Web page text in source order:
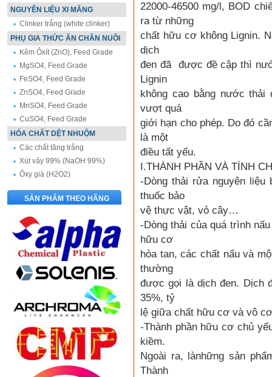
NGUYÊN LIỆU XI MĂNG
Clinker trắng (white clinker)
PHỤ GIA THỨC ĂN CHĂN NUÔI
Kẽm Ôxít (ZnO), Feed Grade
MgSO4, Feed Grade
FeSO4, Feed Grade
ZnSO4, Feed Grade
MnSO4, Feed Grade
CuSO4, Feed Grade
HÓA CHẤT DỆT NHUỘM
Các chất tăng trắng
Xút vảy 99% (NaOH 99%)
Ôxy già (H2O2)
SẢN PHẨM THEO HÃNG
22000-46500 mg/l, BOD
ra từ những
chất hữu cơ không Lignin.
dịch
đen đã được đề cập thì
Lignin
không cao bằng nước
vượt quá
giới hạn cho phép. Do đó
là một
điều tất yếu.
I.THÀNH PHẦN VÀ TÍNH
-Dòng thải rửa nguyên
thuốc bảo
vệ thực vật, vỏ cây…
-Dòng thải của quá trình
hữu cơ
hòa tan, các chất nấu và
thường
được gọi là dịch đen. Dịch
35%, tỷ
lệ giữa chất hữu cơ và vô
-Thành phần hữu cơ chủ
kiềm.
Ngoài ra, lànhững sản
Thành